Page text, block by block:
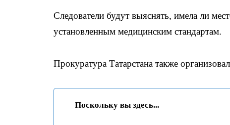
Следователи будут выяснять, имела ли
установленным медицинским стандартам.
Прокуратура Татарстана также
Поскольку вы здесь...